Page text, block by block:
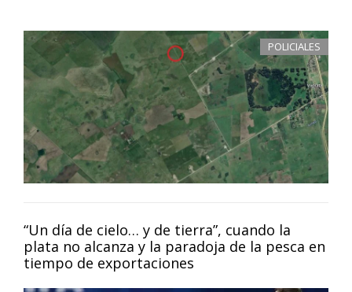
POLICIALES
“Un día de cielo… y de tierra”, cuando la
plata no alcanza y la paradoja de la pesca en
tiempo de exportaciones